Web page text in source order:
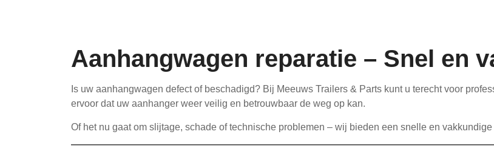
Aanhangwagen reparatie – Snel en
Is uw aanhangwagen defect of beschadigd? Bij Meeuws Trailers & Parts kunt u terecht voor
ervoor dat uw aanhanger weer veilig en betrouwbaar de weg op kan.
Of het nu gaat om slijtage, schade of technische problemen – wij bieden een snelle en